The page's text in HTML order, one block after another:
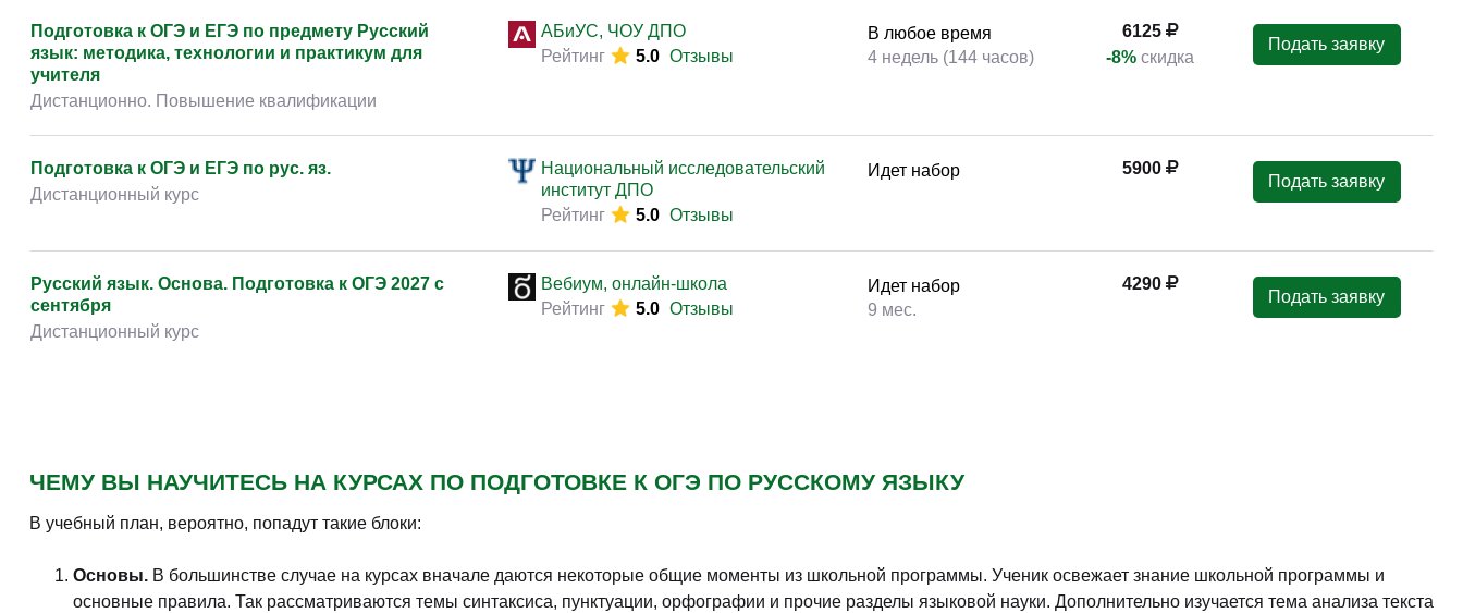
Детские / подростковые (151) Логистика и снабжение (250)
Безопасность
Тренинги для тренеров
Подготовка к ОГЭ и ЕГЭ по предмету Русский
язык: методика, технологии и практикум для
учителя
Дистанционно. Повышение квалификации
АБиУС, ЧОУ ДПО
Рейтинг
5.0 Отзывы
В любое время
4 недель (144 часов)
6125
-8% скидка
Подать заявку
Подготовка к ОГЭ и ЕГЭ по рус. яз.
Дистанционный курс
Национальный исследовательский
институт ДПО
Рейтинг
5.0 Отзывы
Идет набор 5900
Подать заявку
Русский язык. Основа. Подготовка к ОГЭ 2027 с
сентября
Дистанционный курс
Вебиум, онлайн-школа
Рейтинг
5.0 Отзывы
Идет набор
9 мес.
4290
Подать заявку
ЧЕМУ ВЫ НАУЧИТЕСЬ НА КУРСАХ ПО ПОДГОТОВКЕ К ОГЭ ПО РУССКОМУ ЯЗЫКУ
В учебный план, вероятно, попадут такие блоки:
Основы. В большинстве случае на курсах вначале даются некоторые общие моменты из школьной программы. Ученик освежает знание школьной программы и
основные правила. Так рассматриваются темы синтаксиса, пунктуации, орфографии и прочие разделы языковой науки. Дополнительно изучается тема анализа текста